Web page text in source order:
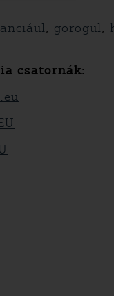
, görögül,
csatornák: